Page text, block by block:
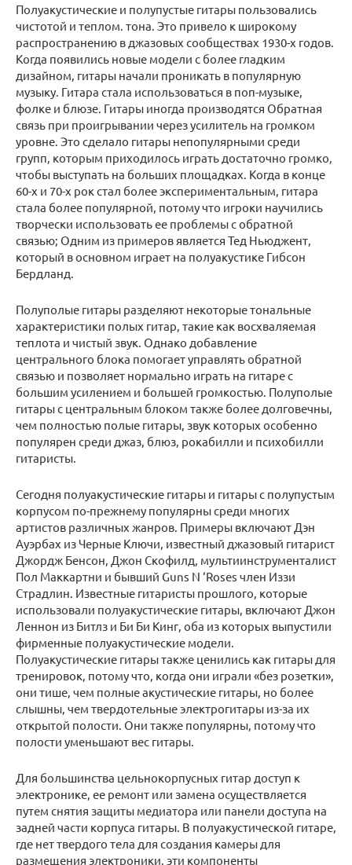
Полуакустические и полупустые гитары пользовались
чистотой и теплом. тона. Это привело к широкому
распространению в джазовых сообществах 1930-х годов.
Когда появились новые модели с более гладким
дизайном, гитары начали проникать в популярную
музыку. Гитара стала использоваться в поп-музыке,
фолке и блюзе. Гитары иногда производятся Обратная
связь при проигрывании через усилитель на громком
уровне. Это сделало гитары непопулярными среди
групп, которым приходилось играть достаточно громко,
чтобы выступать на больших площадках. Когда в конце
60-х и 70-х рок стал более экспериментальным, гитара
стала более популярной, потому что игроки научились
творчески использовать ее проблемы с обратной
связью; Одним из примеров является Тед Ньюджент,
который в основном играет на полуакустике Гибсон
Бердланд.
Полуполые гитары разделяют некоторые тональные
характеристики полых гитар, такие как восхваляемая
теплота и чистый звук. Однако добавление
центрального блока помогает управлять обратной
связью и позволяет нормально играть на гитаре с
большим усилением и большей громкостью. Полуполые
гитары с центральным блоком также более долговечны,
чем полностью полые гитары, звук которых особенно
популярен среди джаз, блюз, рокабилли и психобилли
гитаристы.
Сегодня полуакустические гитары и гитары с полупустым
корпусом по-прежнему популярны среди многих
артистов различных жанров. Примеры включают Дэн
Ауэрбах из Черные Ключи, известный джазовый гитарист
Джордж Бенсон, Джон Скофилд, мультиинструменталист
Пол Маккартни и бывший Guns N ‘Roses член Иззи
Страдлин. Известные гитаристы прошлого, которые
использовали полуакустические гитары, включают Джон
Леннон из Битлз и Би Би Кинг, оба из которых выпустили
фирменные полуакустические модели.
Полуакустические гитары также ценились как гитары для
тренировок, потому что, когда они играли «без розетки»,
они тише, чем полные акустические гитары, но более
слышны, чем твердотельные электрогитары из-за их
открытой полости. Они также популярны, потому что
полости уменьшают вес гитары.
Для большинства цельнокорпусных гитар доступ к
электронике, ее ремонт или замена осуществляется
путем снятия защиты медиатора или панели доступа на
задней части корпуса гитары. В полуакустической гитаре,
где нет твердого тела для создания камеры для
размещения электроники, эти компоненты